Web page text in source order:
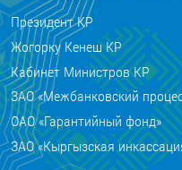
Президент КР
Жогорку Кенеш КР
Кабинет Министров КР
ЗАО «Межбанковский
ОАО «Гарантийный фонд»
ЗАО «Кыргызская